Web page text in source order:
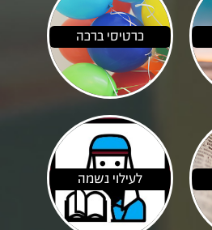
כרטיסי ברכה
לעילוי נשמה